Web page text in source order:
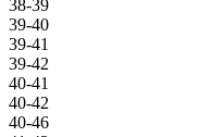
38-39
39-40
39-41
39-42
40-41
40-42
40-46